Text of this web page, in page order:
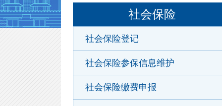
社会保险
社会保险登记
社会保险参保信息维护
社会保险缴费申报